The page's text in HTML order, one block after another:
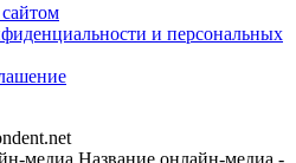
и персональных
медиа Название онлайн-медиа -